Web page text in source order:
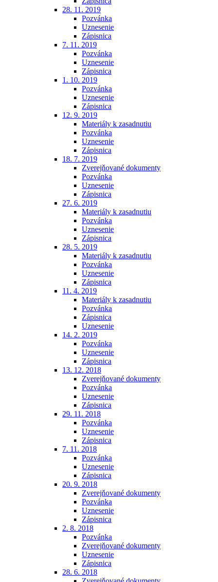
28. 11. 2019
Pozvánka
Uznesenie
Zápisnica
7. 11. 2019
Pozvánka
Uznesenie
Zápisnica
1. 10. 2019
Pozvánka
Uznesenie
Zápisnica
12. 9. 2019
Materiály k zasadnutiu
Pozvánka
Uznesenie
Zápisnica
18. 7. 2019
Zverejňované dokumenty
Pozvánka
Uznesenie
Zápisnica
27. 6. 2019
Materiály k zasadnutiu
Pozvánka
Uznesenie
Zápisnica
28. 5. 2019
Materiály k zasadnutiu
Pozvánka
Uznesenie
Zápisnica
11. 4. 2019
Materiály k zasadnutiu
Pozvánka
Zápisnica
Uznesenie
14. 2. 2019
Pozvánka
Uznesenie
Zápisnica
13. 12. 2018
Zverejňované dokumenty
Pozvánka
Uznesenie
Zápisnica
29. 11. 2018
Pozvánka
Uznesenie
Zápisnica
7. 11. 2018
Pozvánka
Uznesenie
Zápisnica
20. 9. 2018
Zverejňované dokumenty
Pozvánka
Uznesenie
Zápisnica
2. 8. 2018
Pozvánka
Zverejňované dokumenty
Uznesenie
Zápisnica
28. 6. 2018